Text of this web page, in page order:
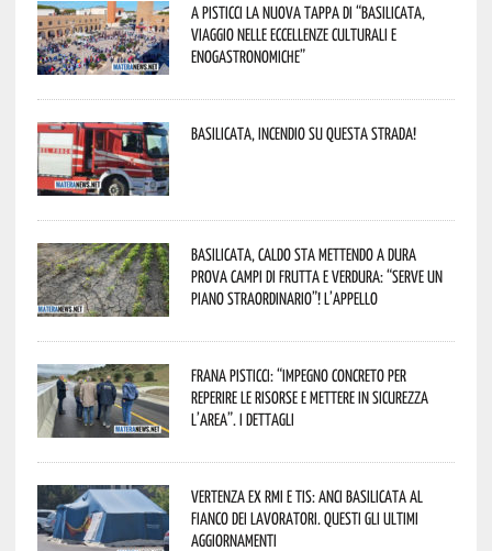
A Pisticci la nuova tappa di “Basilicata,
viaggio nelle eccellenze culturali e
enogastronomiche”
Basilicata, incendio su questa strada!
Basilicata, caldo sta mettendo a dura
prova campi di frutta e verdura: “Serve un
piano straordinario”! L’appello
Frana Pisticci: “Impegno concreto per
reperire le risorse e mettere in sicurezza
l’area”. I dettagli
Vertenza ex RMI e TIS: ANCI Basilicata al
fianco dei lavoratori. Questi gli ultimi
aggiornamenti